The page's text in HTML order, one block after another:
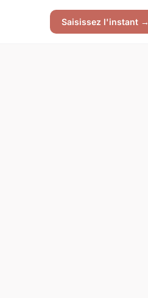
Saisissez l'instant →